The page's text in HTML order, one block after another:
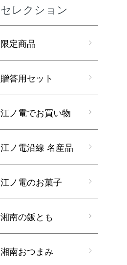
セレクション
限定商品
贈答用セット
江ノ電でお買い物
江ノ電沿線 名産品
江ノ電のお菓子
湘南の飯とも
湘南おつまみ